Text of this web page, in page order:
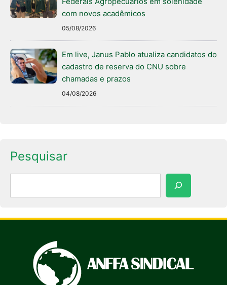
com novos acadêmicos
05/08/2026
Em live, Janus Pablo atualiza candidatos do
cadastro de reserva do CNU sobre
chamadas e prazos
04/08/2026
Pesquisar